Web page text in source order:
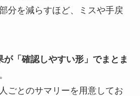
分を減らすほど、ミスや手戻
が「確認しやすい形」でまとま
ごとのサマリーを用意してお